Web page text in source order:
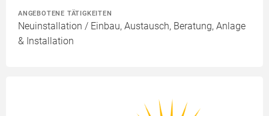
ANGEBOTENE TÄTIGKEITEN
Neuinstallation / Einbau, Austausch, Beratung, Anlage
& Installation